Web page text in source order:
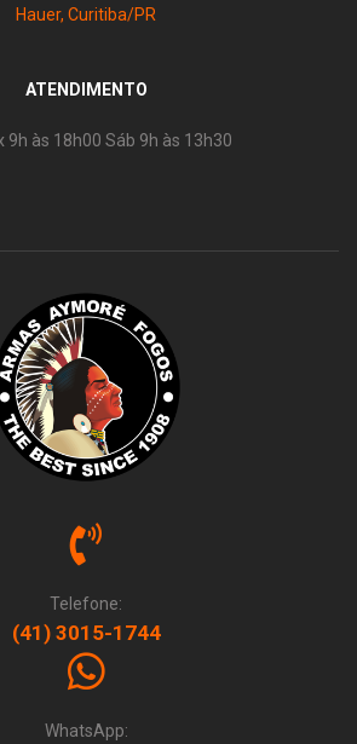
Hauer, Curitiba/PR
ATENDIMENTO
9h às 18h00 Sáb 9h às 13h30
Telefone:
(41) 3015-1744
WhatsApp: